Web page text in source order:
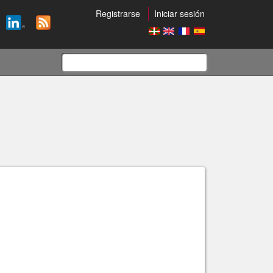
Registrarse Iniciar sesión
búsqueda